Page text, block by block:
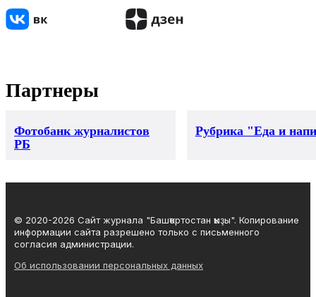
Партнеры
Фотобанк журналистов
РБ
Рубрика "Еда и
© 2020-2026 Сайт журнала "Башҡортостан ҡыҙы". Копирование
информации сайта разрешено только с письменного
согласия администрации.
Об использовании персональных данных